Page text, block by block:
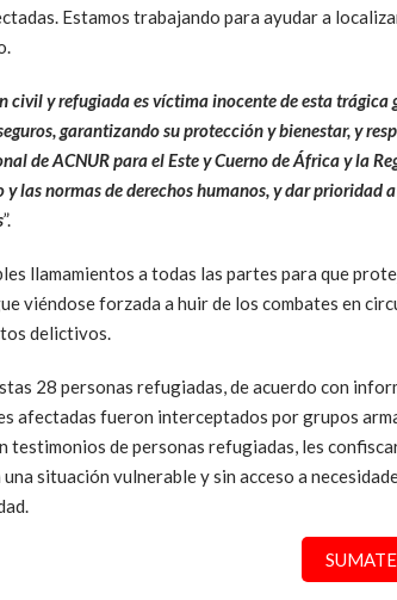
Estamos trabajando para ayudar a
civil y refugiada es víctima inocente de esta
garantizando su protección y bienestar, y
de ACNUR para el Este y Cuerno de África y la
las normas de derechos humanos, y dar prioridad
”.
llamamientos a todas las partes para que
viéndose forzada a huir de los combates en
delictivos.
28 personas refugiadas, de acuerdo con
afectadas fueron interceptados por grupos
testimonios de personas refugiadas, les
situación vulnerable y sin acceso a
SUMATE